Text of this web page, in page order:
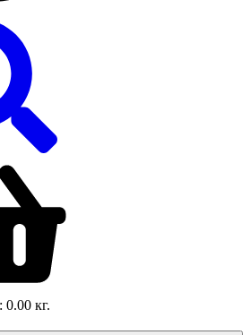
0.00 кг.